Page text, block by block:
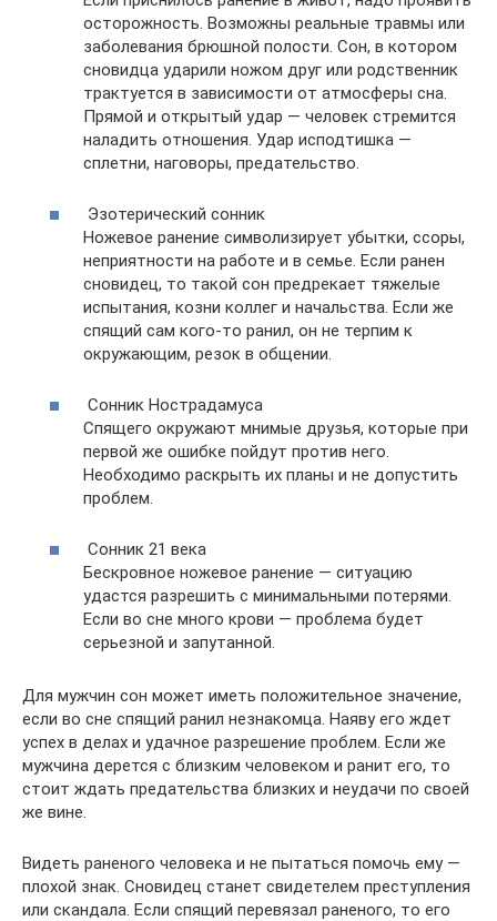
осторожность. Возможны реальные травмы или
заболевания брюшной полости. Сон, в котором
сновидца ударили ножом друг или родственник
трактуется в зависимости от атмосферы сна.
Прямой и открытый удар — человек стремится
наладить отношения. Удар исподтишка —
сплетни, наговоры, предательство.
Эзотерический сонник
Ножевое ранение символизирует убытки, ссоры,
неприятности на работе и в семье. Если ранен
сновидец, то такой сон предрекает тяжелые
испытания, козни коллег и начальства. Если же
спящий сам кого-то ранил, он не терпим к
окружающим, резок в общении.
Сонник Нострадамуса
Спящего окружают мнимые друзья, которые при
первой же ошибке пойдут против него.
Необходимо раскрыть их планы и не допустить
проблем.
Сонник 21 века
Бескровное ножевое ранение — ситуацию
удастся разрешить с минимальными потерями.
Если во сне много крови — проблема будет
серьезной и запутанной.
Для мужчин сон может иметь положительное значение,
если во сне спящий ранил незнакомца. Наяву его ждет
успех в делах и удачное разрешение проблем. Если же
мужчина дерется с близким человеком и ранит его, то
стоит ждать предательства близких и неудачи по своей
же вине.
Видеть раненого человека и не пытаться помочь ему —
плохой знак. Сновидец станет свидетелем преступления
или скандала. Если спящий перевязал раненого, то его